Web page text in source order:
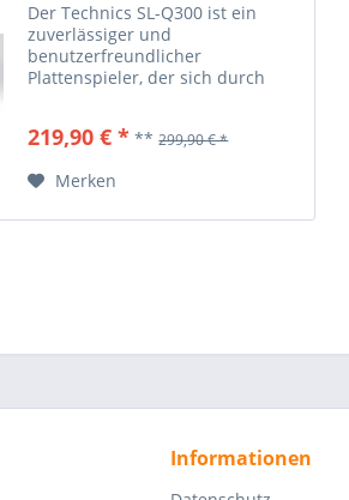
Der Technics SL-Q300 ist ein
zuverlässiger und
benutzerfreundlicher
Plattenspieler, der sich durch
verfügt über einen
der für eine konstante...
219,90 € * **299,90 € *
Merken
Informationen